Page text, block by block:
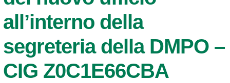
all’interno della
segreteria della DMPO –
CIG Z0C1E66CBA